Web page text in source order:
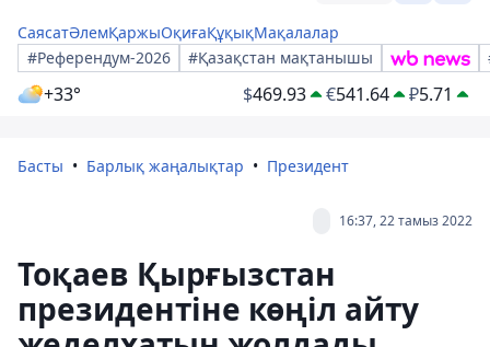
СаясатӘлемҚаржыОқиғаҚұқықМақалалар
#Референдум-2026
#Қазақстан мақтанышы
+33° $469.93 €541.64 ₽5.71
Басты Барлық жаңалықтар Президент
16:37, 22 тамыз 2022
Тоқаев Қырғызстан
президентіне көңіл айту